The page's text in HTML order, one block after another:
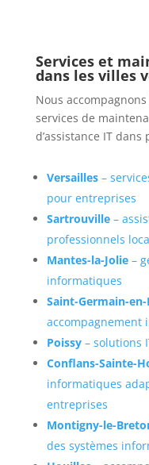
Services et
dans les villes
Nous
services de
d’assistance IT
Versailles–
pour entreprises
Sartrouville –
professionnels
Mantes-la-Jolie–
informatiques
Saint-Germain-en-
accompagnement
Poissy – solutions
Conflans-Sainte-
informatiques
entreprises
Montigny-le-
des systèmes